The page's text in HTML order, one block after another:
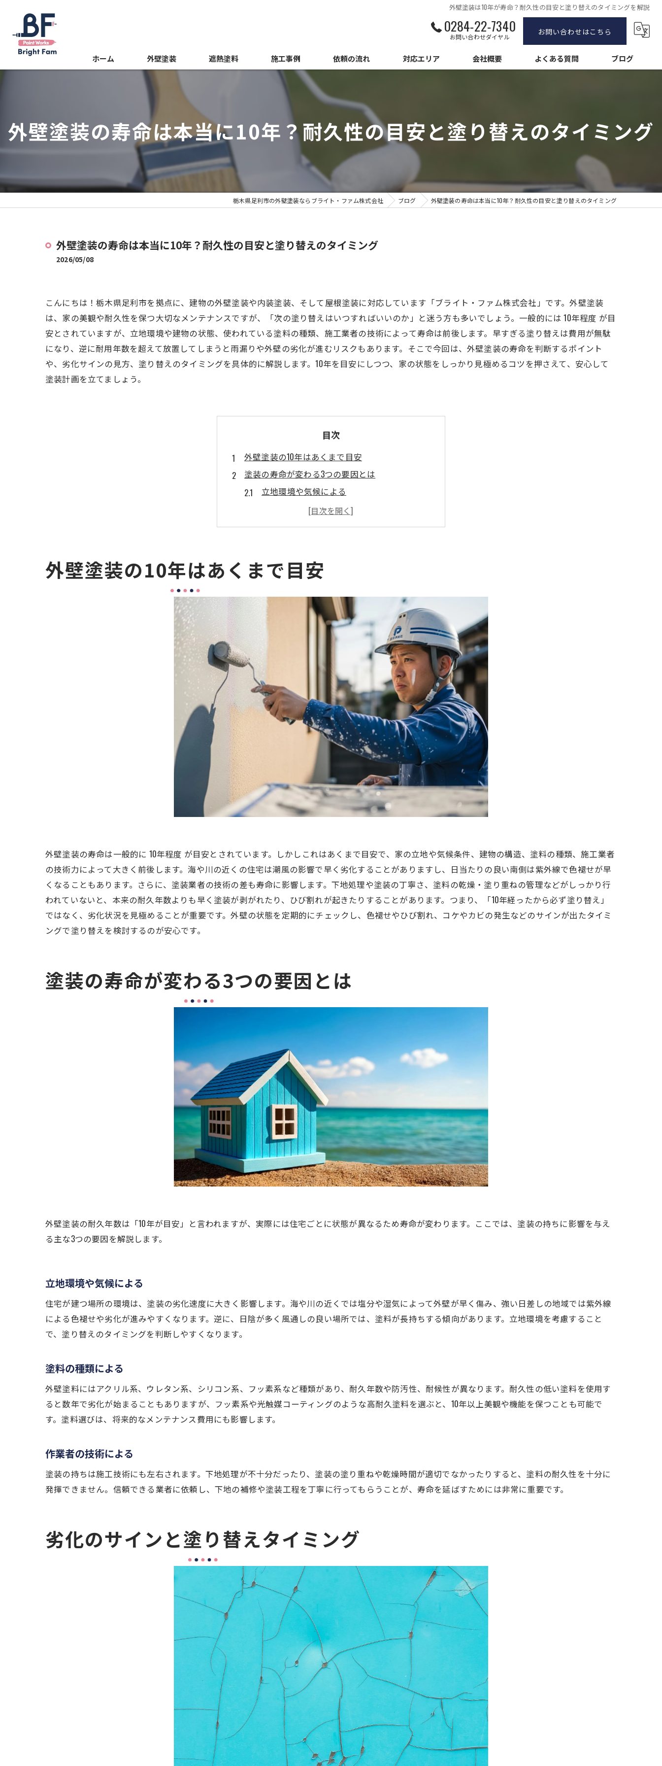
外壁塗装は10年が寿命？耐久性の目安と塗り替えのタイミングを解説
0284-22-7340
お問い合わせダイヤル
お問い合わせはこちら
ホーム 外壁塗装
屋根塗装
遮熱塗料 施工事例 依頼の流れ 対応エリア
宇都宮市の外壁塗装
会社概要 よくある質問 ブログ
外壁塗装の寿命は本当に10年？耐久性の目安と塗り替えのタイミング
栃木県足利市の外壁塗装ならブライト・ファム株式会社 ブログ 外壁塗装の寿命は本当に10年？耐久性の目安と塗り替えのタイミング
外壁塗装の寿命は本当に10年？耐久性の目安と塗り替えのタイミング
2026/05/08
こんにちは！栃木県足利市を拠点に、建物の外壁塗装や内装塗装、そして屋根塗装に対応しています「ブライト・ファム株式会社」です。外壁塗装
は、家の美観や耐久性を保つ大切なメンテナンスですが、「次の塗り替えはいつすればいいのか」と迷う方も多いでしょう。一般的には 10年程度 が目
安とされていますが、立地環境や建物の状態、使われている塗料の種類、施工業者の技術によって寿命は前後します。早すぎる塗り替えは費用が無駄
になり、逆に耐用年数を超えて放置してしまうと雨漏りや外壁の劣化が進むリスクもあります。そこで今回は、外壁塗装の寿命を判断するポイント
や、劣化サインの見方、塗り替えのタイミングを具体的に解説します。10年を目安にしつつ、家の状態をしっかり見極めるコツを押さえて、安心して
塗装計画を立てましょう。
目次
外壁塗装の10年はあくまで目安
塗装の寿命が変わる3つの要因とは
立地環境や気候による
塗料の種類による
作業者の技術による
色褪せやくすみ
ひび割れやチョーキング
コケやカビの発生
10年で要チェック
外壁塗装の10年はあくまで目安
外壁塗装の寿命は一般的に 10年程度 が目安とされています。しかしこれはあくまで目安で、家の立地や気候条件、建物の構造、塗料の種類、施工業者
の技術力によって大きく前後します。海や川の近くの住宅は潮風の影響で早く劣化することがありますし、日当たりの良い南側は紫外線で色褪せが早
くなることもあります。さらに、塗装業者の技術の差も寿命に影響します。下地処理や塗装の丁寧さ、塗料の乾燥・塗り重ねの管理などがしっかり行
われていないと、本来の耐久年数よりも早く塗装が剥がれたり、ひび割れが起きたりすることがあります。つまり、「10年経ったから必ず塗り替え」
ではなく、劣化状況を見極めることが重要です。外壁の状態を定期的にチェックし、色褪せやひび割れ、コケやカビの発生などのサインが出たタイミ
ングで塗り替えを検討するのが安心です。
塗装の寿命が変わる3つの要因とは
外壁塗装の耐久年数は「10年が目安」と言われますが、実際には住宅ごとに状態が異なるため寿命が変わります。ここでは、塗装の持ちに影響を与え
る主な3つの要因を解説します。
立地環境や気候による
住宅が建つ場所の環境は、塗装の劣化速度に大きく影響します。海や川の近くでは塩分や湿気によって外壁が早く傷み、強い日差しの地域では紫外線
による色褪せや劣化が進みやすくなります。逆に、日陰が多く風通しの良い場所では、塗料が長持ちする傾向があります。立地環境を考慮すること
で、塗り替えのタイミングを判断しやすくなります。
塗料の種類による
外壁塗料にはアクリル系、ウレタン系、シリコン系、フッ素系など種類があり、耐久年数や防汚性、耐候性が異なります。耐久性の低い塗料を使用す
ると数年で劣化が始まることもありますが、フッ素系や光触媒コーティングのような高耐久塗料を選ぶと、10年以上美観や機能を保つことも可能で
す。塗料選びは、将来的なメンテナンス費用にも影響します。
作業者の技術による
塗装の持ちは施工技術にも左右されます。下地処理が不十分だったり、塗装の塗り重ねや乾燥時間が適切でなかったりすると、塗料の耐久性を十分に
発揮できません。信頼できる業者に依頼し、下地の補修や塗装工程を丁寧に行ってもらうことが、寿命を延ばすためには非常に重要です。
劣化のサインと塗り替えタイミング